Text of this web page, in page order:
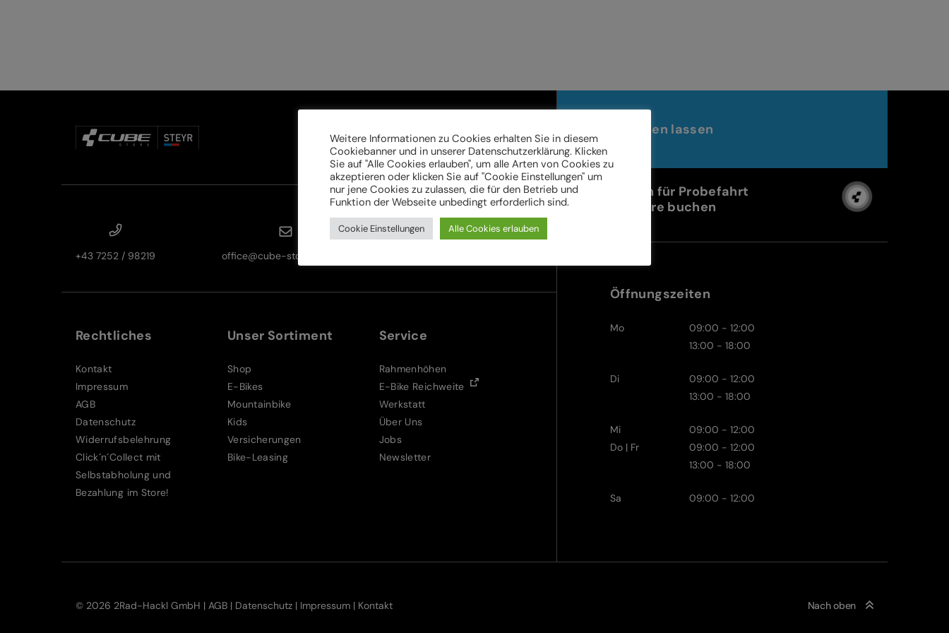
+43 7252 / 98219 office@cube-store-steyr.at
Rechtliches
Kontakt
Impressum
AGB
Datenschutz
Widerrufsbelehrung
Click´n´Collect mit
Selbstabholung und
Bezahlung im Store!
Unser Sortiment
Shop
E-Bikes
Mountainbike
Kids
Versicherungen
Bike-Leasing
Service
Rahmenhöhen
E-Bike Reichweite
Werkstatt
Über Uns
Jobs
Newsletter
Online beraten lassen
Termin für Probefahrt
im Store buchen
Öffnungszeiten
Mo
09:00 - 12:00
13:00 - 18:00
Di
09:00 - 12:00
13:00 - 18:00
Mi
09:00 - 12:00
Do | Fr
09:00 - 12:00
13:00 - 18:00
Sa 09:00 - 12:00
Nach oben
© 2026 2Rad-Hackl GmbH | AGB | Datenschutz | Impressum | Kontakt
Weitere Informationen zu Cookies erhalten Sie in diesem
Cookiebanner und in unserer Datenschutzerklärung. Klicken
Sie auf "Alle Cookies erlauben", um alle Arten von Cookies zu
akzeptieren oder klicken Sie auf "Cookie Einstellungen" um
nur jene Cookies zu zulassen, die für den Betrieb und
Funktion der Webseite unbedingt erforderlich sind.
Cookie Einstellungen Alle Cookies erlauben